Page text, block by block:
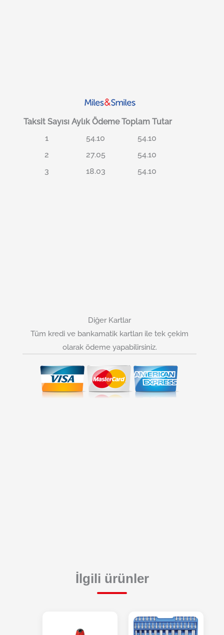
Taksit Sayısı Aylık Ödeme Toplam Tutar
1
54.10
54.10
2
27.05
54.10
3
18.03 54.10
Diğer Kartlar
Tüm kredi ve bankamatik kartları ile tek çekim
olarak ödeme yapabilirsiniz.
İlgili ürünler